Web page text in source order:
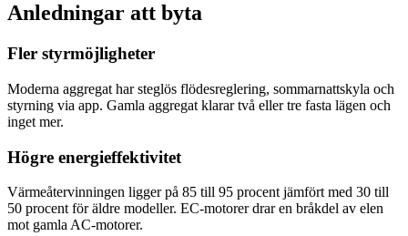
Anledningar att byta
Fler styrmöjligheter
Moderna aggregat har steglös flödesreglering, sommarnattskyla och
styrning via app. Gamla aggregat klarar två eller tre fasta lägen och
inget mer.
Högre energieffektivitet
Värmeåtervinningen ligger på 85 till 95 procent jämfört med 30 till
50 procent för äldre modeller. EC-motorer drar en bråkdel av elen
mot gamla AC-motorer.